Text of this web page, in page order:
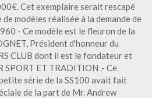
Cet exemplaire serait rescapé
modèles réalisée à la demande de
- Ce modèle est le fleuron de la
Président d'honneur du
CLUB dont il est le fondateur et
SPORT ET TRADITION .- Ce
série de la SS100 avait fait
de la part de Mr. Andrew